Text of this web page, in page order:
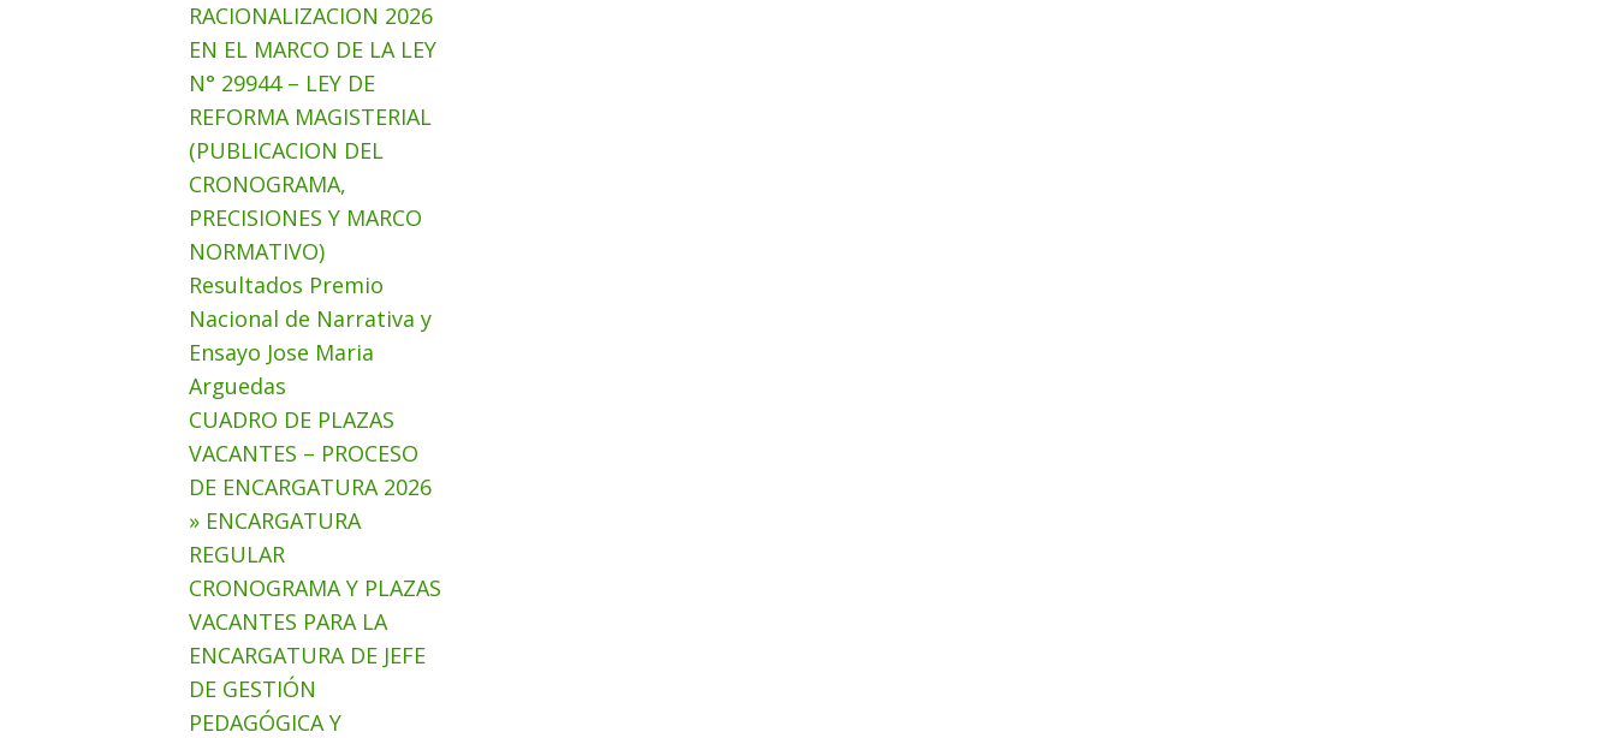
RACIONALIZACION 2026
EN EL MARCO DE LA LEY
N° 29944 – LEY DE
REFORMA MAGISTERIAL
(PUBLICACION DEL
CRONOGRAMA,
PRECISIONES Y MARCO
NORMATIVO)
Resultados Premio
Nacional de Narrativa y
Ensayo Jose Maria
Arguedas
CUADRO DE PLAZAS
VACANTES – PROCESO
DE ENCARGATURA 2026
» ENCARGATURA
REGULAR
CRONOGRAMA Y PLAZAS
VACANTES PARA LA
ENCARGATURA DE JEFE
DE GESTIÓN
PEDAGÓGICA Y